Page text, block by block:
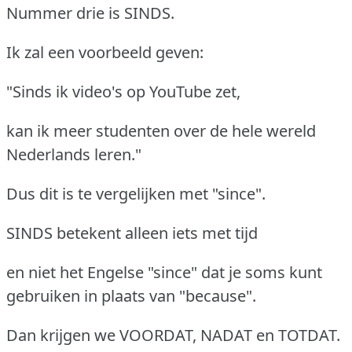
Nummer drie is SINDS.
Ik zal een voorbeeld geven:
"Sinds ik video's op YouTube zet,
kan ik meer studenten over de hele wereld
Nederlands leren."
Dus dit is te vergelijken met "since".
SINDS betekent alleen iets met tijd
en niet het Engelse "since" dat je soms kunt
gebruiken in plaats van "because".
Dan krijgen we VOORDAT, NADAT en TOTDAT.